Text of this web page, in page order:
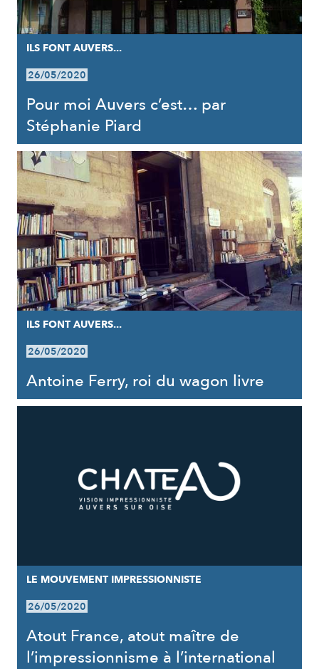
ILS FONT AUVERS...
26/05/2020
Pour moi Auvers c’est… par
Stéphanie Piard
ILS FONT AUVERS...
26/05/2020
Antoine Ferry, roi du wagon livre
LE MOUVEMENT IMPRESSIONNISTE
26/05/2020
Atout France, atout maître de
l’impressionnisme à l’international